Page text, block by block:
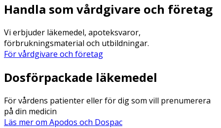
Handla som vårdgivare och företag
Vi erbjuder läkemedel, apoteksvaror,
förbrukningsmaterial och utbildningar.
För vårdgivare och företag
Dosförpackade läkemedel
För vårdens patienter eller för dig som vill prenumerera
på din medicin
Läs mer om Apodos och Dospac